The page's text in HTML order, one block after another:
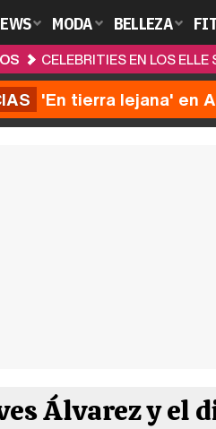
MODA BELLEZA
CELEBRITIES EN LOS
'En tierra lejana' en
Álvarez y el